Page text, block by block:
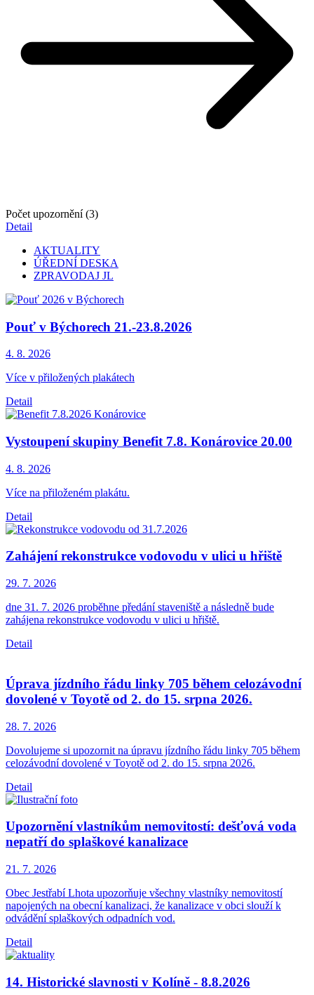
Počet upozornění (3)
Detail
AKTUALITY
ÚŘEDNÍ DESKA
ZPRAVODAJ JL
Pouť v Býchorech 21.-23.8.2026
4. 8. 2026
Více v přiložených plakátech
Detail
Vystoupení skupiny Benefit 7.8. Konárovice 20.00
4. 8. 2026
Více na přiloženém plakátu.
Detail
Zahájení rekonstrukce vodovodu v ulici u hřiště
29. 7. 2026
dne 31. 7. 2026 proběhne předání staveniště a následně bude
zahájena rekonstrukce vodovodu v ulici u hřiště.
Detail
Úprava jízdního řádu linky 705 během celozávodní
dovolené v Toyotě od 2. do 15. srpna 2026.
28. 7. 2026
Dovolujeme si upozornit na úpravu jízdního řádu linky 705 během
celozávodní dovolené v Toyotě od 2. do 15. srpna 2026.
Detail
Upozornění vlastníkům nemovitostí: dešťová voda
nepatří do splaškové kanalizace
21. 7. 2026
Obec Jestřabí Lhota upozorňuje všechny vlastníky nemovitostí
napojených na obecní kanalizaci, že kanalizace v obci slouží k
odvádění splaškových odpadních vod.
Detail
14. Historické slavnosti v Kolíně - 8.8.2026